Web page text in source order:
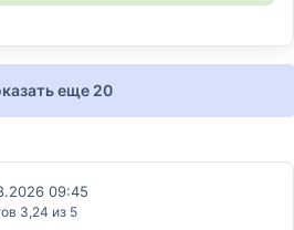
еще 20
09:45
3,24 из 5